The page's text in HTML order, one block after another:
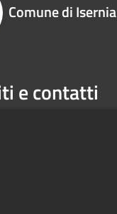
Comune di Isernia
e contatti